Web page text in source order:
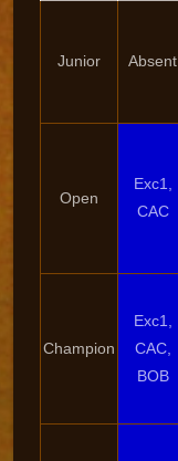
Junior Absent
Open
Exc1,
CAC
Champion
Exc1,
CAC,
BOB